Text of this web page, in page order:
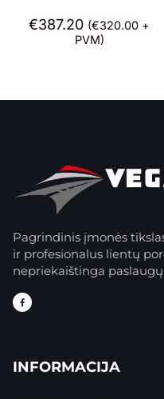
€387.20 (€320.00 +
PVM)
Pagrindinis įmonės
ir profesionalus lientų
nepriekaištinga
INFORMACIJA